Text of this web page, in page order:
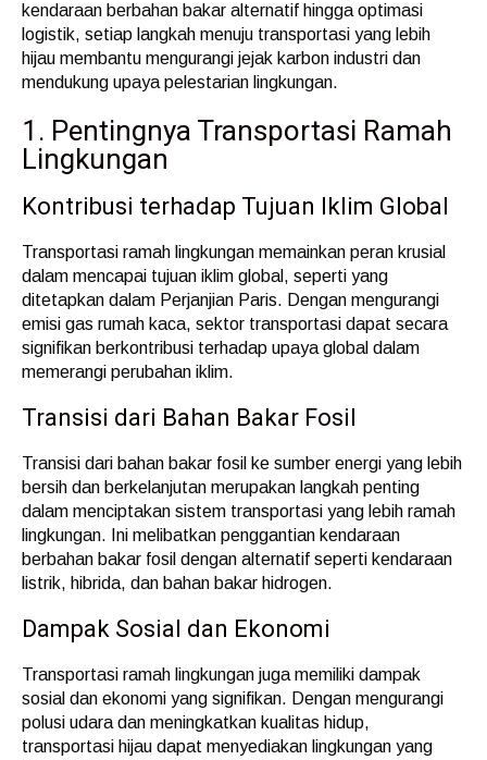
kendaraan berbahan bakar alternatif hingga optimasi
logistik, setiap langkah menuju transportasi yang lebih
hijau membantu mengurangi jejak karbon industri dan
mendukung upaya pelestarian lingkungan.
1. Pentingnya Transportasi Ramah
Lingkungan
Kontribusi terhadap Tujuan Iklim Global
Transportasi ramah lingkungan memainkan peran krusial
dalam mencapai tujuan iklim global, seperti yang
ditetapkan dalam Perjanjian Paris. Dengan mengurangi
emisi gas rumah kaca, sektor transportasi dapat secara
signifikan berkontribusi terhadap upaya global dalam
memerangi perubahan iklim.
Transisi dari Bahan Bakar Fosil
Transisi dari bahan bakar fosil ke sumber energi yang lebih
bersih dan berkelanjutan merupakan langkah penting
dalam menciptakan sistem transportasi yang lebih ramah
lingkungan. Ini melibatkan penggantian kendaraan
berbahan bakar fosil dengan alternatif seperti kendaraan
listrik, hibrida, dan bahan bakar hidrogen.
Dampak Sosial dan Ekonomi
Transportasi ramah lingkungan juga memiliki dampak
sosial dan ekonomi yang signifikan. Dengan mengurangi
polusi udara dan meningkatkan kualitas hidup,
transportasi hijau dapat menyediakan lingkungan yang